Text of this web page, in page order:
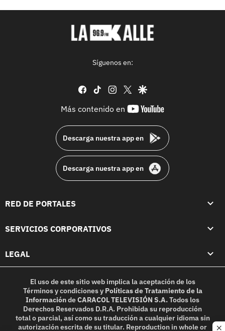
Síguenos en:
facebook
tiktok instagram
twittergoogle
Más contenido en
youtube-
Descarga nuestra app en
Descarga nuestra app en
RED DE PORTALES
SERVICIOS CORPORATIVOS
LEGAL
El uso de este sitio web implica la aceptación de los
Términos y condicionesy Políticas de Tratamiento de la
InformacióndeCARACOL TELEVISIÓN S.A.Todos los
Derechos Reservados D.R.A. Prohibida su reproducción
total o parcial, así como su traducción a cualquier idioma sin
autorización escrita de su titular. Reproduction in whole or